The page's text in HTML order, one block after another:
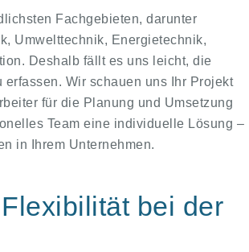
Fachgebieten, darunter
Umwelttechnik, Energietechnik,
Deshalb fällt es uns leicht, die
Wir schauen uns Ihr Projekt
für die Planung und Umsetzung
Team eine individuelle Lösung –
in Ihrem Unternehmen.
bei der